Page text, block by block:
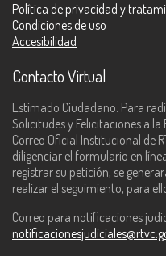
Política de privacidad y
Condiciones de uso
Accesibilidad
Contacto Virtual
Estimado Ciudadano: Para
Solicitudes y Felicitaciones a
Correo Oficial Institucional de
diligenciar el formulario en
registrar su petición, se
realizar el seguimiento, para
Correo para notificaciones